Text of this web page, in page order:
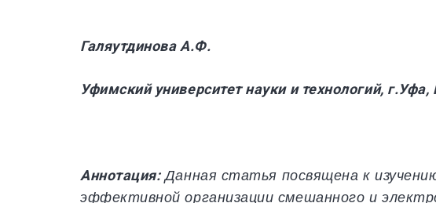
Галяутдинова А.Ф.
Уфимский университет науки и технологий, г.Уфа,
Аннотация:Данная статья посвящена к
эффективной организации смешанного и